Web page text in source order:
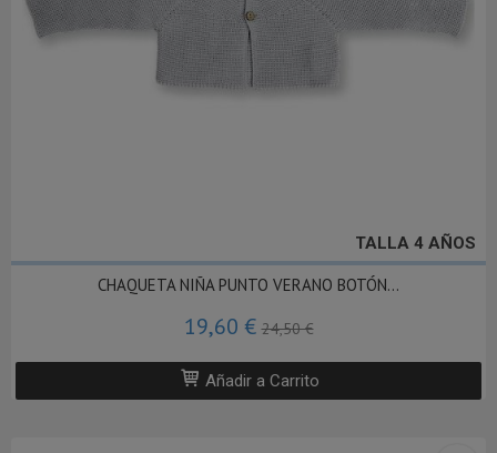
TALLA 4 AÑOS
CHAQUETA NIÑA PUNTO VERANO BOTÓN...
19,60 €24,50 €
Añadir a Carrito